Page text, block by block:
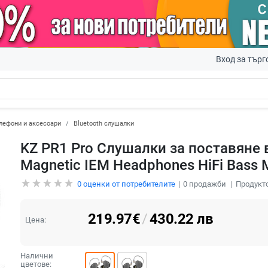
Вход за
и аксесоари Bluetooth слушалки
KZ PR1 Pro Слушалки за
Magnetic IEM Headphones HiFi Bass
0оценки от потребителите 0продажби
Цена: 219.97€/430.22 лв
Налични
цветове: